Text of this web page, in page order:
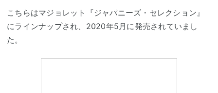
こちらはマジョレット『ジャパニーズ・セレクション』
にラインナップされ、2020年5月に発売されていまし
た。